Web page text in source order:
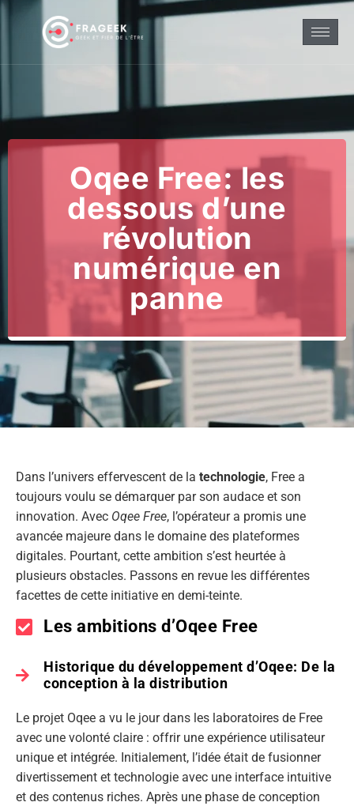
Oqee Free: les
dessous d’une
révolution
numérique en
panne
Dans l’univers effervescent de la technologie, Free a
toujours voulu se démarquer par son audace et son
innovation. Avec Oqee Free, l’opérateur a promis une
avancée majeure dans le domaine des plateformes
digitales. Pourtant, cette ambition s’est heurtée à
plusieurs obstacles. Passons en revue les différentes
facettes de cette initiative en demi-teinte.
Les ambitions d’Oqee Free
Historique du développement d’Oqee: De la
conception à la distribution
Le projet Oqee a vu le jour dans les laboratoires de Free
avec une volonté claire : offrir une expérience utilisateur
unique et intégrée. Initialement, l’idée était de fusionner
divertissement et technologie avec une interface intuitive
et des contenus riches. Après une phase de conception